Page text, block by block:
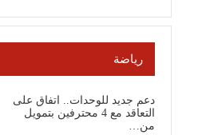
رياضة
دعم جديد للوحدات.. اتفاق على
التعاقد مع 4 محترفين بتمويل
من…